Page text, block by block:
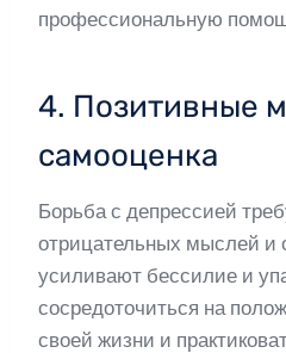
профессиональную
4. Позитивные
самооценка
Борьба с депрессией
отрицательных мыслей и
усиливают бессилие и
сосредоточиться на
своей жизни и